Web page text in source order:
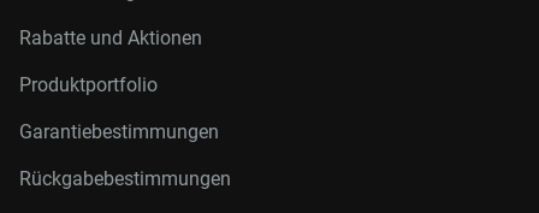
Rabatte und Aktionen
Produktportfolio
Garantiebestimmungen
Rückgabebestimmungen